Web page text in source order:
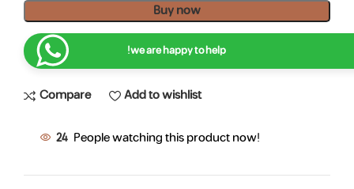
Buy now
we are happy to help!
Compare Add to wishlist
24 People watching this product now!